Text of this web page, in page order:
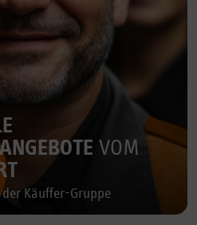
VOM
der Käuffer-Gruppe